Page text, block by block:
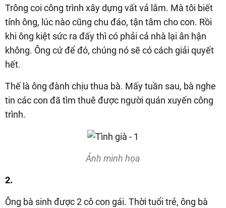
Trông coi công trình xây dựng vất vả lắm. Mà tôi biết
tính ông, lúc nào cũng chu đáo, tận tâm cho con. Rồi
khi ông kiệt sức ra đấy thì có phải cả nhà lại ân hận
không. Ông cứ để đó, chúng nó sẽ có cách giải quyết
hết.
Thế là ông đành chịu thua bà. Mấy tuần sau, bà nghe
tin các con đã tìm thuê được người quán xuyến công
trình.
Ảnh minh họa
2.
Ông bà sinh được 2 cô con gái. Thời tuổi trẻ, ông bà